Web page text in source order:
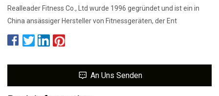
Realleader Fitness Co., Ltd wurde 1996 gegründet und ist ein in
China ansässiger Hersteller von Fitnessgeräten, der Ent
An Uns Senden